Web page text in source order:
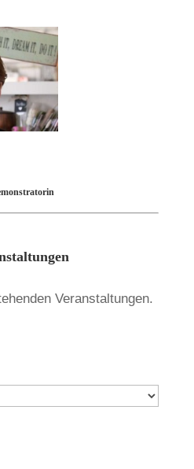
Veranstaltungen.